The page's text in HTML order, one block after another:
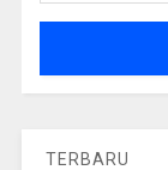
TERBARU